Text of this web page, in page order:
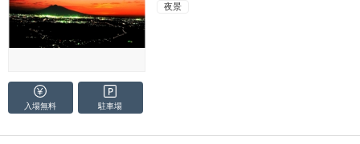
夜景
入場無料 駐車場